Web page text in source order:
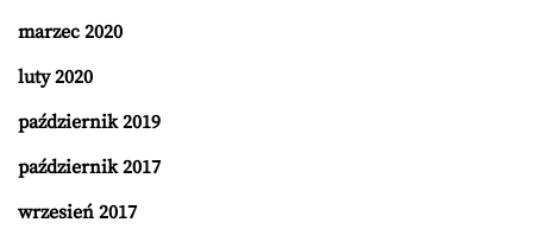
marzec 2020
luty 2020
październik 2019
październik 2017
wrzesień 2017